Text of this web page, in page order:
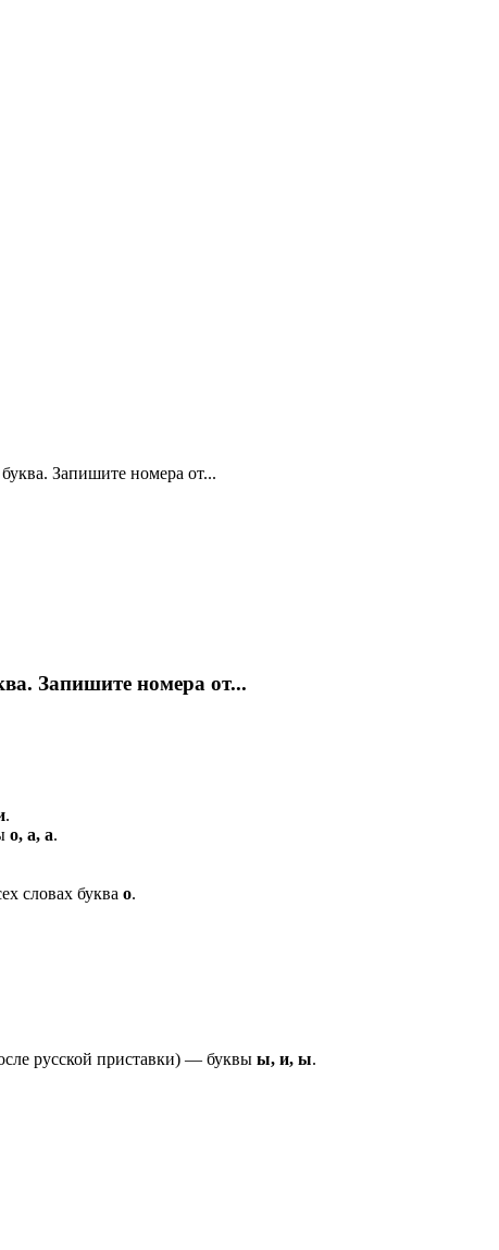
Запишите номера от...
Запишите номера от...
.
о, а, а.
словах буква о.
русской приставки) — буквы ы, и, ы.